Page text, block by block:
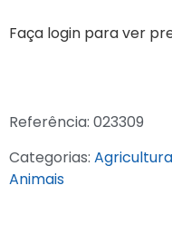
Faça login para ver
Referência: 023309
Categorias:
Animais